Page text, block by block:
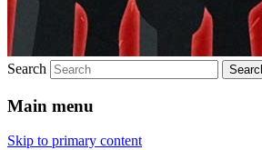
Search
Main menu
Skip to primary content